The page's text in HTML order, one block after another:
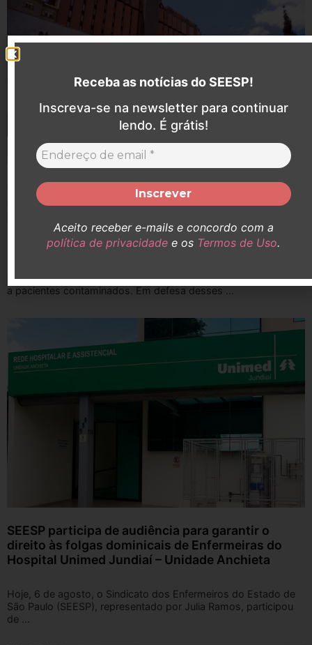
SEESP participa de audiência pelo aumento do
adicional de insalubridade de Enfermeiras (os)
pandemia
expostos a agentes infecciosos, prestando atendimento direto
a pacientes contaminados. Em defesa desses ...
SEESP participa de audiência para garantir o
direito às folgas dominicais de Enfermeiras do
Hospital Unimed Jundiaí – Unidade Anchieta
Hoje, 6 de agosto, o Sindicato dos Enfermeiros do Estado de
São Paulo (SEESP), representado por Julia Ramos, participou
de ...
Receba as notícias do SEESP!
Inscreva-se na newsletter para continuar
lendo. É grátis!
Aceito receber e-mails e concordo com a
política de privacidade e os Termos de Uso.